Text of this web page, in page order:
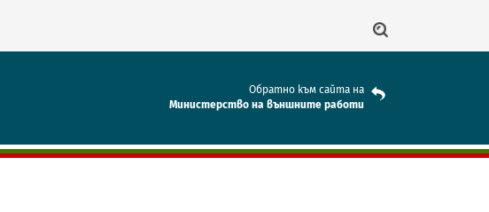
Обратно към сайта на
Mинистерство на външните работи